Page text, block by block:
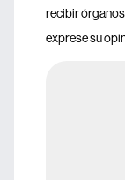
recibir
exprese su